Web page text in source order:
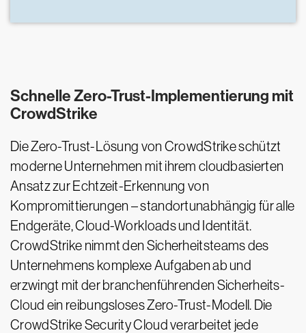
Schnelle Zero-Trust-Implementierung mit
CrowdStrike
Die Zero-Trust-Lösung von CrowdStrike schützt
moderne Unternehmen mit ihrem cloudbasierten
Ansatz zur Echtzeit-Erkennung von
Kompromittierungen – standortunabhängig für alle
Endgeräte, Cloud-Workloads und Identität.
CrowdStrike nimmt den Sicherheitsteams des
Unternehmens komplexe Aufgaben ab und
erzwingt mit der branchenführenden Sicherheits-
Cloud ein reibungsloses Zero-Trust-Modell. Die
CrowdStrike Security Cloud verarbeitet jede